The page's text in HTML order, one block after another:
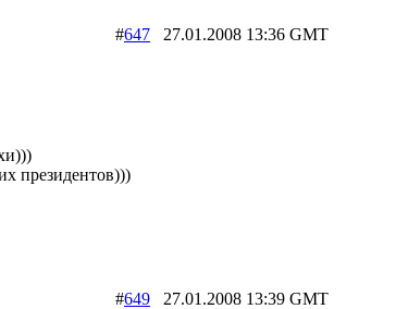
#647 27.01.2008 13:36 GMT
президентов)))
#649 27.01.2008 13:39 GMT